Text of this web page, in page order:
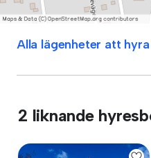
Alla lägenheter att
2 liknande